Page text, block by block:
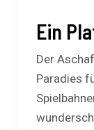
Ein
Der
Paradies
zum